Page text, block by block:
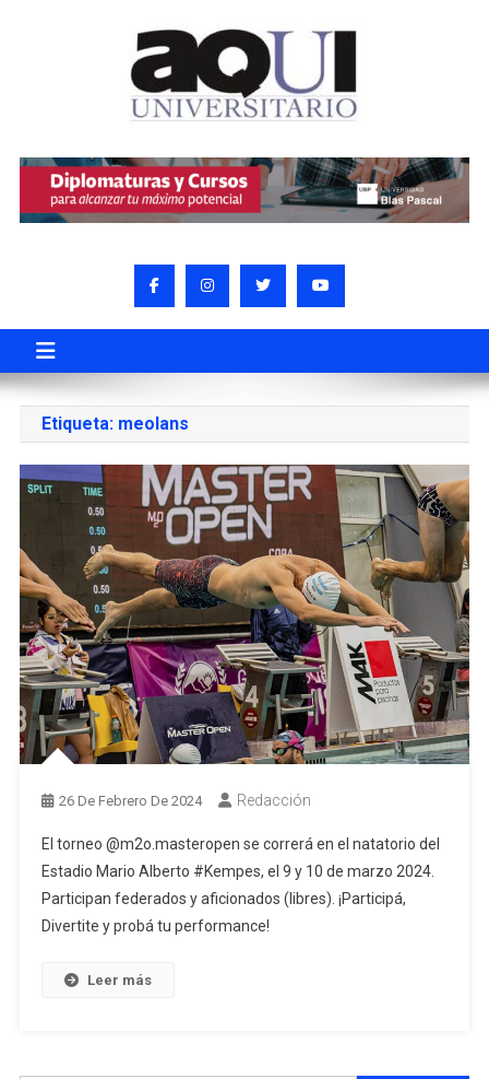
Etiqueta: meolans
26 De Febrero De 2024 Redacción
El torneo @m2o.masteropen se correrá en el natatorio del
Estadio Mario Alberto #Kempes, el 9 y 10 de marzo 2024.
Participan federados y aficionados (libres). ¡Participá,
Divertite y probá tu performance!
Leer más